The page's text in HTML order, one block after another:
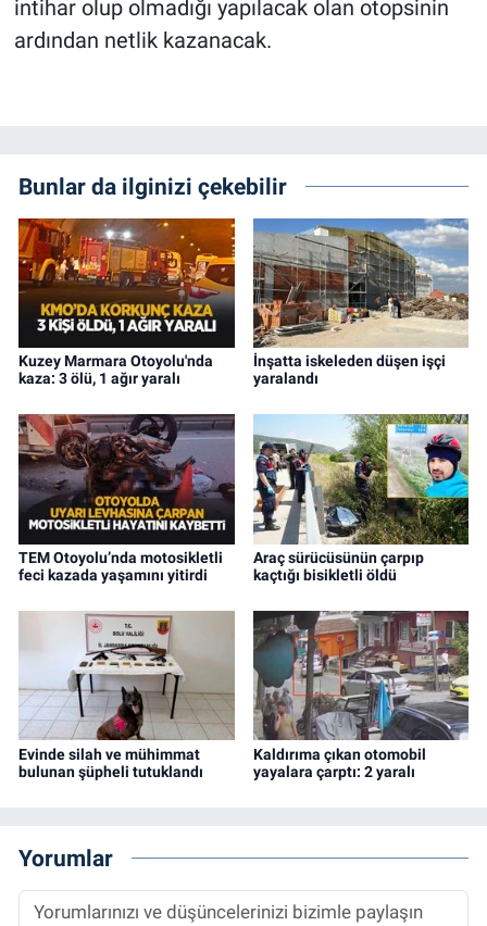
intihar olup olmadığı yapılacak olan otopsinin
ardından netlik kazanacak.
Bunlar da ilginizi çekebilir
Kuzey Marmara Otoyolu'nda
kaza: 3 ölü, 1 ağır yaralı
İnşatta iskeleden düşen işçi
yaralandı
TEM Otoyolu’nda motosikletli
feci kazada yaşamını yitirdi
Araç sürücüsünün çarpıp
kaçtığı bisikletli öldü
Evinde silah ve mühimmat
bulunan şüpheli tutuklandı
Kaldırıma çıkan otomobil
yayalara çarptı: 2 yaralı
Yorumlar